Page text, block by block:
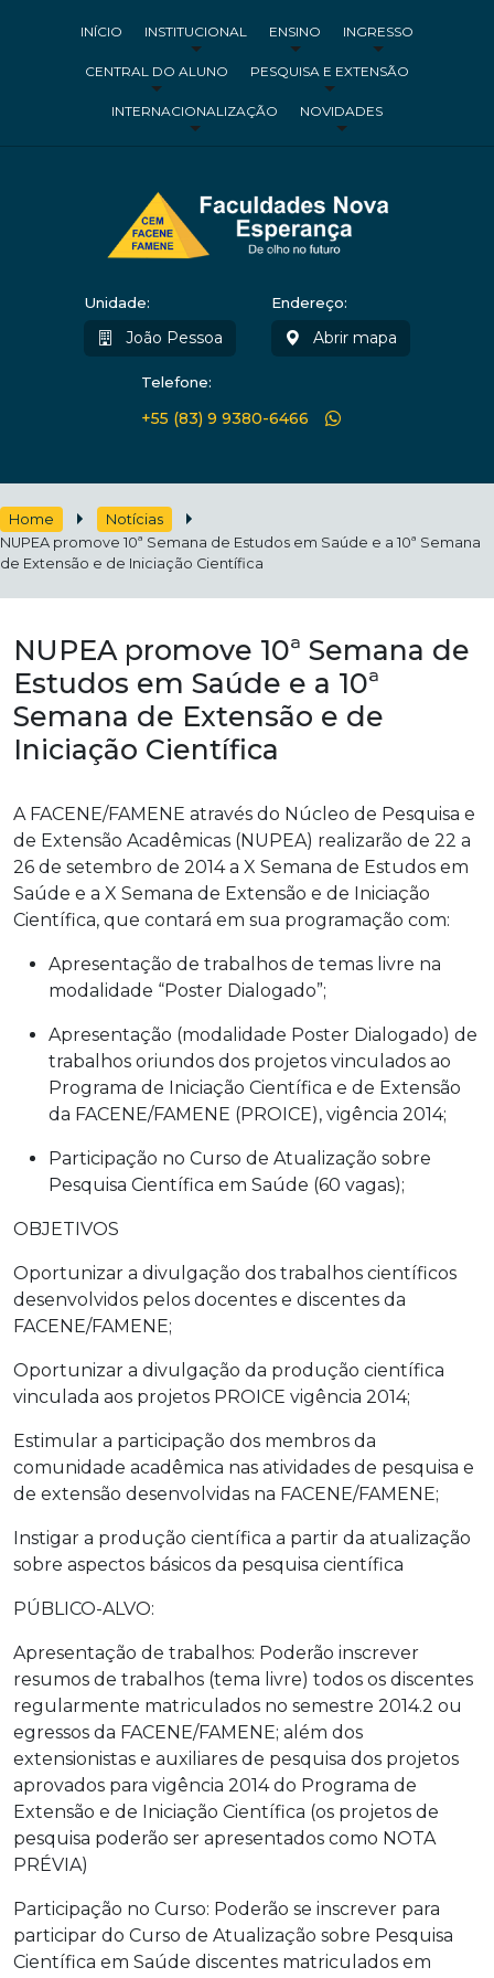
INÍCIO INSTITUCIONAL ENSINO INGRESSO
CENTRAL DO ALUNO PESQUISA E EXTENSÃO
INTERNACIONALIZAÇÃO NOVIDADES
Unidade:
João Pessoa
Endereço:
Abrir mapa
Telefone:
+55 (83) 9 9380-6466
Home
Notícias
NUPEA promove 10ª Semana de Estudos em Saúde e a 10ª Semana
de Extensão e de Iniciação Científica
NUPEA promove 10ª Semana de
Estudos em Saúde e a 10ª
Semana de Extensão e de
Iniciação Científica
A FACENE/FAMENE através do Núcleo de Pesquisa e
de Extensão Acadêmicas (NUPEA) realizarão de 22 a
26 de setembro de 2014 a X Semana de Estudos em
Saúde e a X Semana de Extensão e de Iniciação
Científica, que contará em sua programação com:
Apresentação de trabalhos de temas livre na
modalidade “Poster Dialogado”;
Apresentação (modalidade Poster Dialogado) de
trabalhos oriundos dos projetos vinculados ao
Programa de Iniciação Científica e de Extensão
da FACENE/FAMENE (PROICE), vigência 2014;
Participação no Curso de Atualização sobre
Pesquisa Científica em Saúde (60 vagas);
OBJETIVOS
Oportunizar a divulgação dos trabalhos científicos
desenvolvidos pelos docentes e discentes da
FACENE/FAMENE;
Oportunizar a divulgação da produção científica
vinculada aos projetos PROICE vigência 2014;
Estimular a participação dos membros da
comunidade acadêmica nas atividades de pesquisa e
de extensão desenvolvidas na FACENE/FAMENE;
Instigar a produção científica a partir da atualização
sobre aspectos básicos da pesquisa científica
PÚBLICO-ALVO:
Apresentação de trabalhos: Poderão inscrever
resumos de trabalhos (tema livre) todos os discentes
regularmente matriculados no semestre 2014.2 ou
egressos da FACENE/FAMENE; além dos
extensionistas e auxiliares de pesquisa dos projetos
aprovados para vigência 2014 do Programa de
Extensão e de Iniciação Científica (os projetos de
pesquisa poderão ser apresentados como NOTA
PRÉVIA)
Participação no Curso: Poderão se inscrever para
participar do Curso de Atualização sobre Pesquisa
Científica em Saúde discentes matriculados em